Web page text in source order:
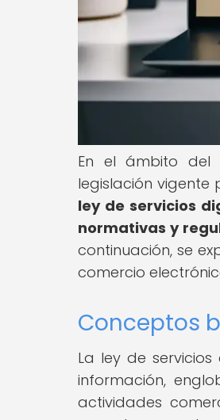
En el ámbito del
legislación vigente
ley de servicios
normativas y
continuación, se
comercio
Conceptos
La ley de
información,
actividades